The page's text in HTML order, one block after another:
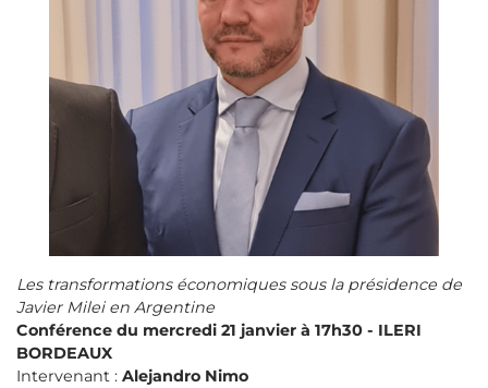
Les transformations économiques sous la présidence de
Javier Milei en Argentine
Conférence du mercredi 21 janvier à 17h30 - ILERI
BORDEAUX
Intervenant : Alejandro Nimo